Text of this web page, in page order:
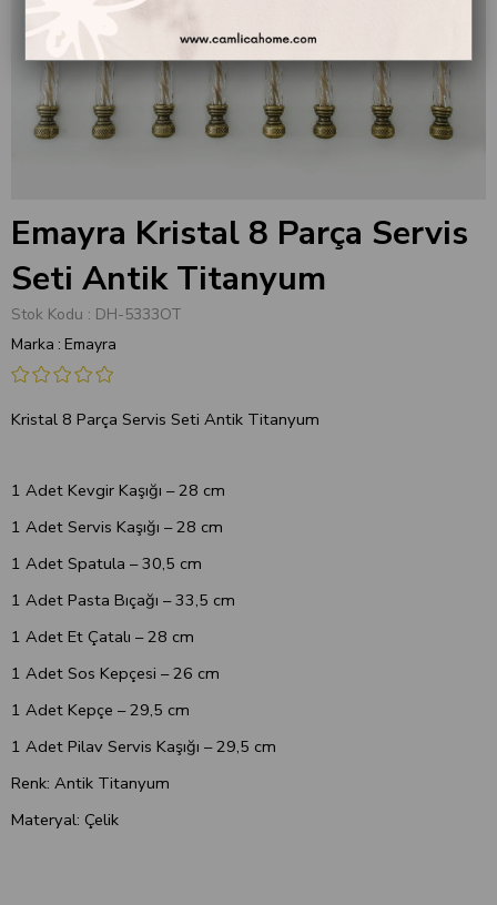
Emayra Kristal 8 Parça Servis
Seti Antik Titanyum
Stok Kodu
DH-5333OT
Marka : Emayra
Kristal 8 Parça Servis Seti Antik Titanyum
1 Adet Kevgir Kaşığı – 28 cm
1 Adet Servis Kaşığı – 28 cm
1 Adet Spatula – 30,5 cm
1 Adet Pasta Bıçağı – 33,5 cm
1 Adet Et Çatalı – 28 cm
1 Adet Sos Kepçesi – 26 cm
1 Adet Kepçe – 29,5 cm
1 Adet Pilav Servis Kaşığı – 29,5 cm
Renk: Antik Titanyum
Materyal: Çelik